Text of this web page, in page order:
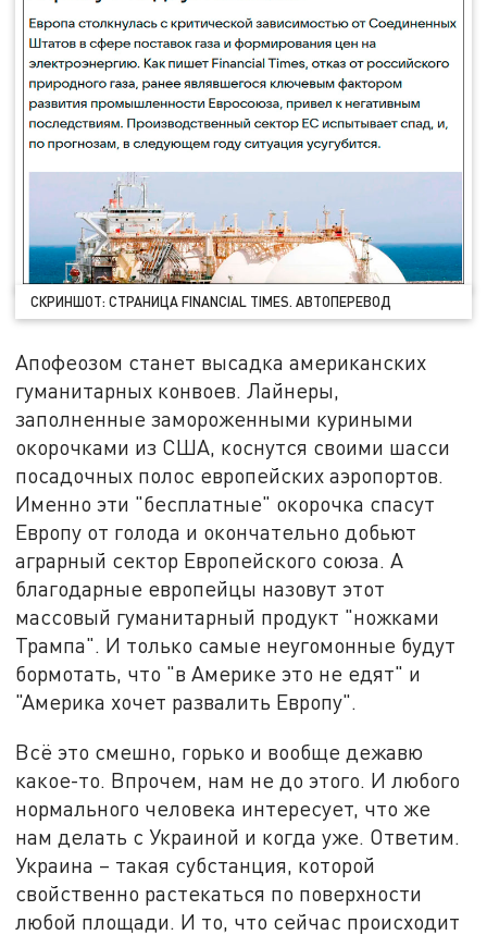
СКРИНШОТ: СТРАНИЦА FINANCIAL TIMES. АВТОПЕРЕВОД
Апофеозом станет высадка американских
гуманитарных конвоев. Лайнеры,
заполненные замороженными куриными
окорочками из США, коснутся своими шасси
посадочных полос европейских аэропортов.
Именно эти "бесплатные" окорочка спасут
Европу от голода и окончательно добьют
аграрный сектор Европейского союза. А
благодарные европейцы назовут этот
массовый гуманитарный продукт "ножками
Трампа". И только самые неугомонные будут
бормотать, что "в Америке это не едят" и
"Америка хочет развалить Европу".
Всё это смешно, горько и вообще дежавю
какое-то. Впрочем, нам не до этого. И любого
нормального человека интересует, что же
нам делать с Украиной и когда уже. Ответим.
Украина – такая субстанция, которой
свойственно растекаться по поверхности
любой площади. И то, что сейчас происходит